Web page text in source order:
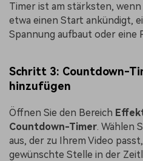
Timer ist am stärksten,
etwa einen Start ankündigt,
Spannung aufbaut oder eine
Schritt 3: Countdown-
hinzufügen
Öffnen Sie den Bereich
Countdown-Timer. Wählen
aus, der zu Ihrem Video
gewünschte Stelle in der